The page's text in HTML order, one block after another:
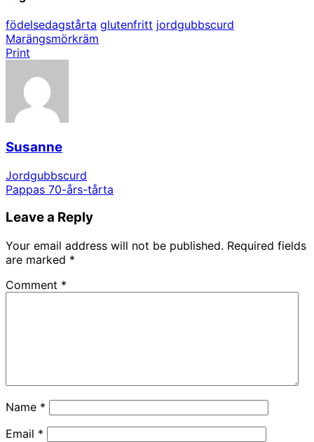
födelsedagstårta glutenfritt jordgubbscurd
Marängsmörkräm
Print
Susanne
Jordgubbscurd
Pappas 70-års-tårta
Leave a Reply
Your email address will not be published. Required fields
are marked *
Comment *
Name *
Email *